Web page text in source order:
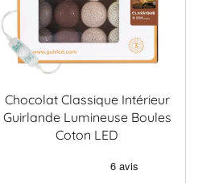
Chocolat Classique Intérieur
Guirlande Lumineuse Boules
Coton LED